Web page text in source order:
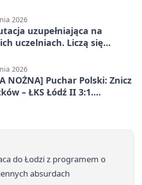
2026
uzupełniająca na
uczelniach. Liczą się
2026
NOŻNA] Puchar Polski: Znicz
– ŁKS Łódź II 3:1.
do Łodzi z programem o
absurdach